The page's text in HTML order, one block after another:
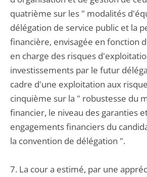
quatrième sur les " modalités
délégation de service public et la
financière, envisagée en fonction
en charge des risques
investissements par le futur
cadre d'une exploitation aux
cinquième sur la " robustesse du
financier, le niveau des garanties
engagements financiers du
la convention de délégation ".
7. La cour a estimé, par une